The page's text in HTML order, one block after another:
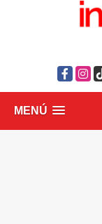
Facebook
MENÚ